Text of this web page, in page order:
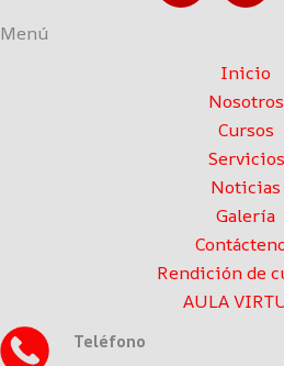
Menú
Inicio
Nosotros
Cursos
Servicios
Noticias
Galería
Rendición de
AULA
Teléfono